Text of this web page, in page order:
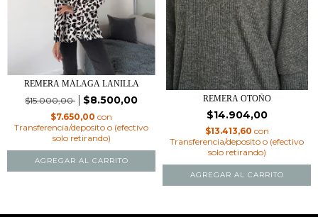
REMERA MÁLAGA LANILLA
$15.000,00 $8.500,00
$7.650,00 con
Transferencia/deposito o (efectivo
solo retirando)
AGREGAR AL CARRITO
REMERA OTOÑO
$14.904,00
$13.413,60 con
Transferencia/deposito o (efectivo
solo retirando)
AGREGAR AL CARRITO